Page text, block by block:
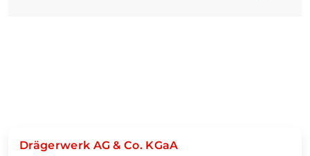
Drägerwerk AG & Co. KGaA